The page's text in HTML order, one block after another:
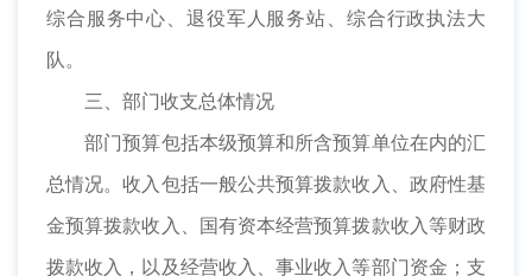
综合服务中心、退役军人服务站、综合行政执法大
队。
三、部门收支总体情况
部门预算包括本级预算和所含预算单位在内的汇
总情况。收入包括一般公共预算拨款收入、政府性基
金预算拨款收入、国有资本经营预算拨款收入等财政
拨款收入，以及经营收入、事业收入等部门资金；支